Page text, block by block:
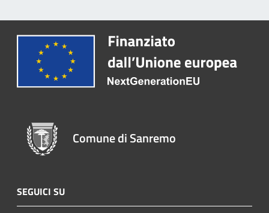
Comune di Sanremo
SEGUICI SU